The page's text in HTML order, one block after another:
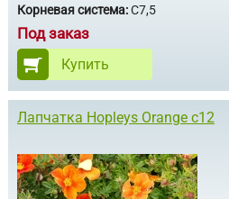
Корневая система:С7,5
Под заказ
Купить
Лапчатка Hopleys Orange c12